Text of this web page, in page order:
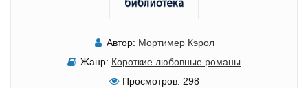
Автор: Мортимер Кэрол
Жанр: Короткие любовные романы
Просмотров: 298